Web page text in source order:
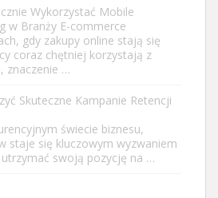
Wykorzystać Mobile
w Branży E-commerce
gdy zakupy online stają się
coraz chętniej korzystają z
znaczenie …
Skuteczne Kampanie Retencji
świecie biznesu,
staje się kluczowym wyzwaniem
swoją pozycję na …